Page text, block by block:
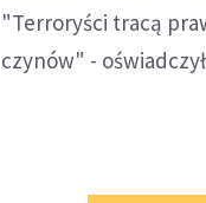
"Terroryści tracą
czynów" -